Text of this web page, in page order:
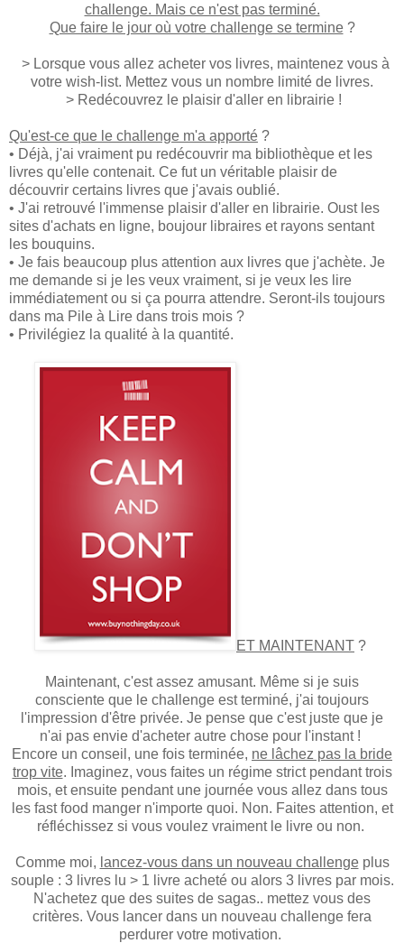
challenge. Mais ce n'est pas terminé.
Que faire le jour où votre challenge se termine?
> Lorsque vous allez acheter vos livres, maintenez vous à
votre wish-list. Mettez vous un nombre limité de livres.
> Redécouvrez le plaisir d'aller en librairie !
Qu'est-ce que le challenge m'a apporté ?
• Déjà, j'ai vraiment pu redécouvrir ma bibliothèque et les
livres qu'elle contenait. Ce fut un véritable plaisir de
découvrir certains livres que j'avais oublié.
• J'ai retrouvé l'immense plaisir d'aller en librairie. Oust les
sites d'achats en ligne, boujour libraires et rayons sentant
les bouquins.
• Je fais beaucoup plus attention aux livres que j'achète. Je
me demande si je les veux vraiment, si je veux les lire
immédiatement ou si ça pourra attendre. Seront-ils toujours
dans ma Pile à Lire dans trois mois ?
• Privilégiez la qualité à la quantité.
ET MAINTENANT ?
Maintenant, c'est assez amusant. Même si je suis
consciente que le challenge est terminé, j'ai toujours
l'impression d'être privée. Je pense que c'est juste que je
n'ai pas envie d'acheter autre chose pour l'instant !
Encore un conseil, une fois terminée, ne lâchez pas la bride
trop vite. Imaginez, vous faites un régime strict pendant trois
mois, et ensuite pendant une journée vous allez dans tous
les fast food manger n'importe quoi. Non. Faites attention, et
réfléchissez si vous voulez vraiment le livre ou non.
Comme moi, lancez-vous dans un nouveau challengeplus
souple : 3 livres lu > 1 livre acheté ou alors 3 livres par mois.
N'achetez que des suites de sagas.. mettez vous des
critères. Vous lancer dans un nouveau challenge fera
perdurer votre motivation.